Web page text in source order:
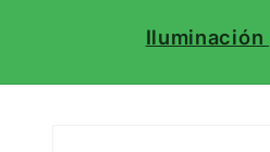
Iluminación